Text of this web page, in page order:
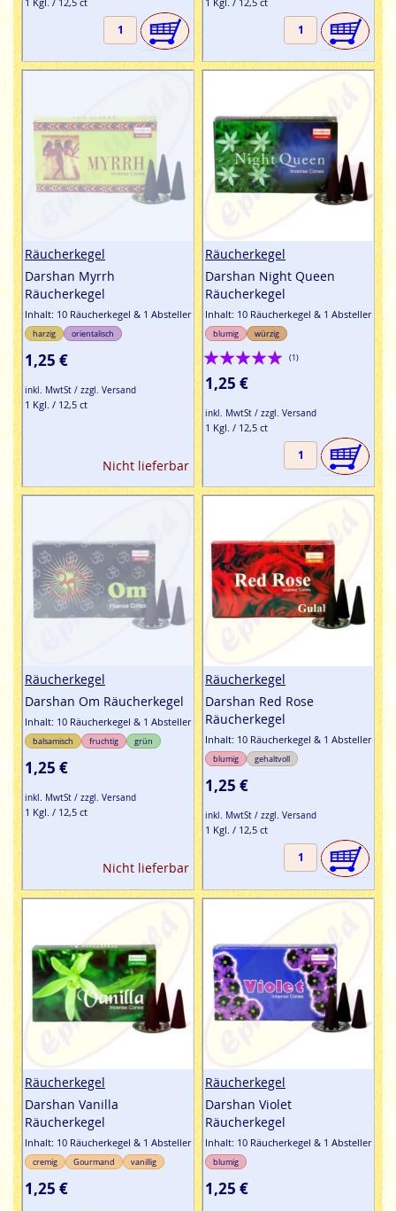
Räucherkegel
Darshan Myrrh
Räucherkegel
Inhalt: 10 Räucherkegel & 1 Absteller
harzig orientalisch
1,25 €
inkl. MwtSt / zzgl. Versand
1 Kgl. / 12,5 ct
Nicht lieferbar
Räucherkegel
Darshan Night Queen
Räucherkegel
Inhalt: 10 Räucherkegel & 1 Absteller
blumig würzig
Bewertung:
100%
(1)
1,25 €
inkl. MwtSt / zzgl. Versand
1 Kgl. / 12,5 ct
Räucherkegel
Darshan Om Räucherkegel
Inhalt: 10 Räucherkegel & 1 Absteller
balsamisch fruchtig grün
1,25 €
inkl. MwtSt / zzgl. Versand
1 Kgl. / 12,5 ct
Nicht lieferbar
Räucherkegel
Darshan Red Rose
Räucherkegel
Inhalt: 10 Räucherkegel & 1 Absteller
blumig gehaltvoll
1,25 €
inkl. MwtSt / zzgl. Versand
1 Kgl. / 12,5 ct
Räucherkegel
Darshan Vanilla
Räucherkegel
Inhalt: 10 Räucherkegel & 1 Absteller
cremig Gourmand vanillig
1,25 €
Räucherkegel
Darshan Violet
Räucherkegel
Inhalt: 10 Räucherkegel & 1 Absteller
blumig
1,25 €